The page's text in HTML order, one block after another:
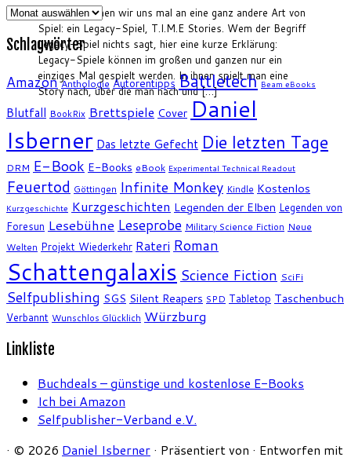
Heute versuchen wir uns mal an eine ganz andere Art von
Spiel: ein Legacy-Spiel, T.I.M.E Stories. Wem der Begriff
Legacy-Spiel nichts sagt, hier eine kurze Erklärung:
Legacy-Spiele können im großen und ganzen nur ein
einziges Mal gespielt werden. In ihnen spielt man eine
Story nach, über die man nach und […]
Archiv
Schlagwörter
Amazon Anthologie Autorentipps Battletech Beam eBooks
Blutfall BookRix Brettspiele Cover Daniel
Isberner Das letzte Gefecht Die letzten Tage
DRM E-Book E-Books eBook Experimental Technical Readout
Feuertod Göttingen Infinite Monkey Kindle Kostenlos
Kurzgeschichte Kurzgeschichten Legenden der Elben Legenden von
Foresun Lesebühne Leseprobe Military Science Fiction Neue
Welten Projekt Wiederkehr Rateri Roman
Schattengalaxis Science Fiction SciFi
Selfpublishing SGS Silent Reapers SPD Tabletop Taschenbuch
Verbannt Wunschlos Glücklich Würzburg
Linkliste
Buchdeals – günstige und kostenlose E-Books
Ich bei Amazon
Selfpublisher-Verband e.V.
· © 2026 Daniel Isberner · Präsentiert von · Entworfen mit